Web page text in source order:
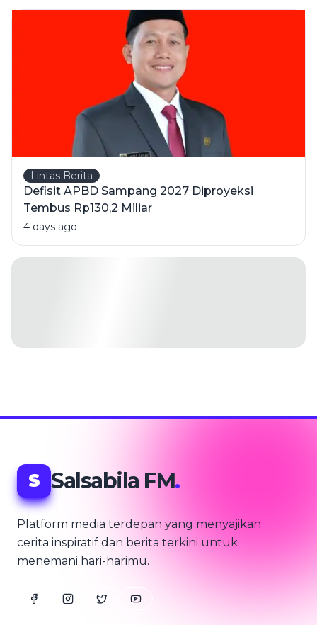
Lintas Berita
Defisit APBD Sampang 2027 Diproyeksi
Tembus Rp130,2 Miliar
4 days ago
S Salsabila FM.
Platform media terdepan yang menyajikan
cerita inspiratif dan berita terkini untuk
menemani hari-harimu.